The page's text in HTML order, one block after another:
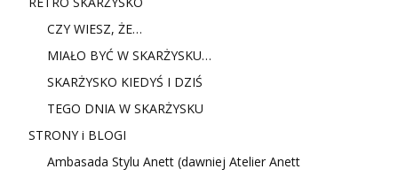
CZY WIESZ, ŻE…
MIAŁO BYĆ W SKARŻYSKU…
SKARŻYSKO KIEDYŚ I DZIŚ
TEGO DNIA W SKARŻYSKU
STRONY i BLOGI
Ambasada Stylu Anett (dawniej Atelier Anett